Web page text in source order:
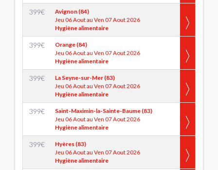
399€
Avignon (84)
Jeu 06 Aout au Ven 07 Aout 2026
Hygiène alimentaire
399€
Orange (84)
Jeu 06 Aout au Ven 07 Aout 2026
Hygiène alimentaire
399€
La Seyne-sur-Mer (83)
Jeu 06 Aout au Ven 07 Aout 2026
Hygiène alimentaire
399€
Saint-Maximin-la-Sainte-Baume (83)
Jeu 06 Aout au Ven 07 Aout 2026
Hygiène alimentaire
399€
Hyères (83)
Jeu 06 Aout au Ven 07 Aout 2026
Hygiène alimentaire